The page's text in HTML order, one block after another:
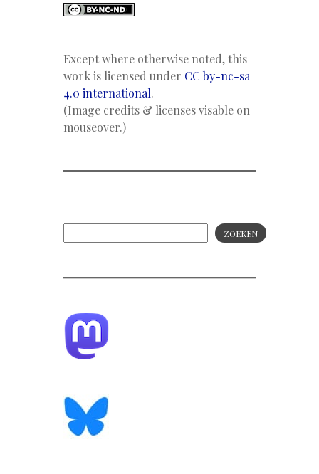
Except where otherwise noted, this
work is licensed under CC by-nc-sa
4.0 international.
(Image credits & licenses visable on
mouseover.)
ZOEKEN